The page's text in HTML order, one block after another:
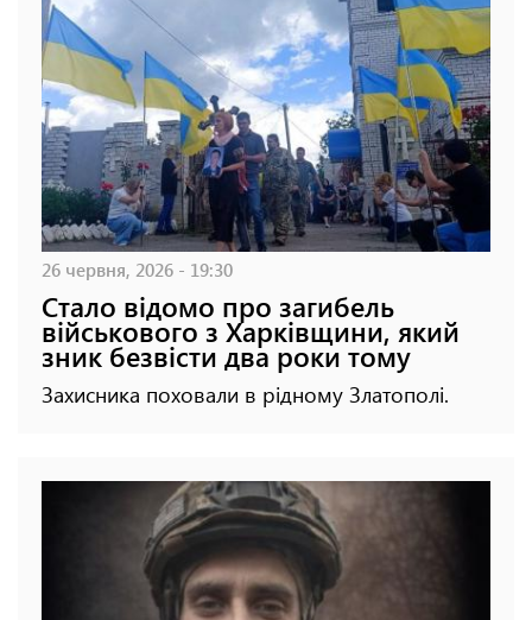
26 червня, 2026 - 19:30
Стало відомо про загибель
військового з Харківщини, який
зник безвісти два роки тому
Захисника поховали в рідному Златополі.